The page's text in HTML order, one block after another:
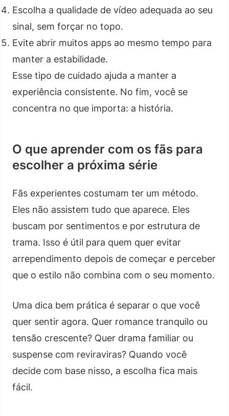
Escolha a qualidade de vídeo adequada ao seu
sinal, sem forçar no topo.
Evite abrir muitos apps ao mesmo tempo para
manter a estabilidade.
Esse tipo de cuidado ajuda a manter a
experiência consistente. No fim, você se
concentra no que importa: a história.
O que aprender com os fãs para
escolher a próxima série
Fãs experientes costumam ter um método.
Eles não assistem tudo que aparece. Eles
buscam por sentimentos e por estrutura de
trama. Isso é útil para quem quer evitar
arrependimento depois de começar e perceber
que o estilo não combina com o seu momento.
Uma dica bem prática é separar o que você
quer sentir agora. Quer romance tranquilo ou
tensão crescente? Quer drama familiar ou
suspense com reviraviras? Quando você
decide com base nisso, a escolha fica mais
fácil.